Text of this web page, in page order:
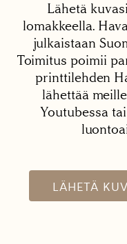
Lähetä
lomakkeella.
julkaistaan
Toimitus poimii
printtilehden
lähettää
Youtubessa
LÄHETÄ